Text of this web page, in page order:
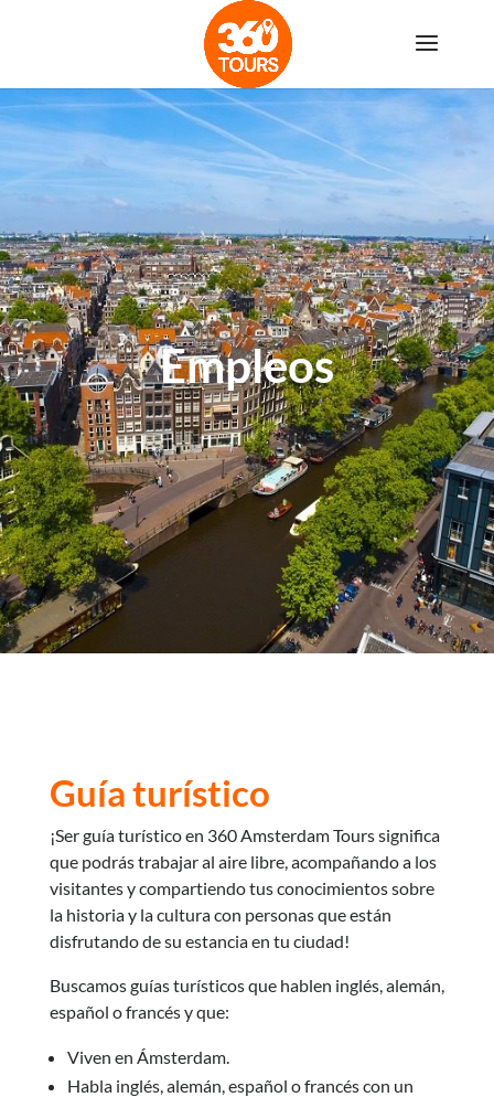
Empleos
Guía turístico
¡Ser guía turístico en 360 Amsterdam Tours significa
que podrás trabajar al aire libre, acompañando a los
visitantes y compartiendo tus conocimientos sobre
la historia y la cultura con personas que están
disfrutando de su estancia en tu ciudad!
Buscamos guías turísticos que hablen inglés, alemán,
español o francés y que:
Viven en Ámsterdam.
Habla inglés, alemán, español o francés con un